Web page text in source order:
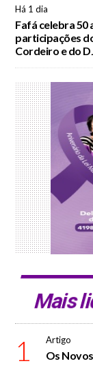
Há 1 dia
Fafá celebra 50
participações
Cordeiro e do
Mais
1 Artigo
Os